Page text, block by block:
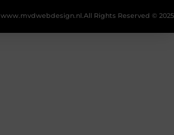
All Rights Reserved © 2025
www.mvdwebdesign.nl.